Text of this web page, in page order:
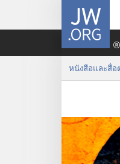
JW.ORG
หนังสือและสื่อ